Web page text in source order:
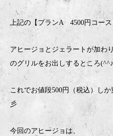
上記の【プランA 4500円コー
アヒージョとジェラートが加わ
のグリルをお出しするところ(^^♪
これでお値段500円（税込）し
彡
今回のアヒージョは、